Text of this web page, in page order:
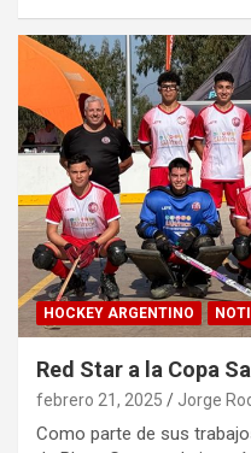
HOCKEY ARGENTINO
Red Star a la Copa
febrero 21, 2025 Jorge
Como parte de sus